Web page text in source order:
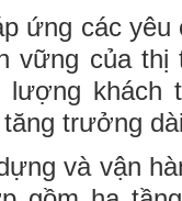
ứng các
vững của
lượng khách
trưởng
và vận